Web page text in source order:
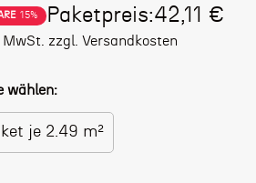
15% Paketpreis:42,11 €
MwSt. zzgl. Versandkosten
wählen:
je 2.49 m²